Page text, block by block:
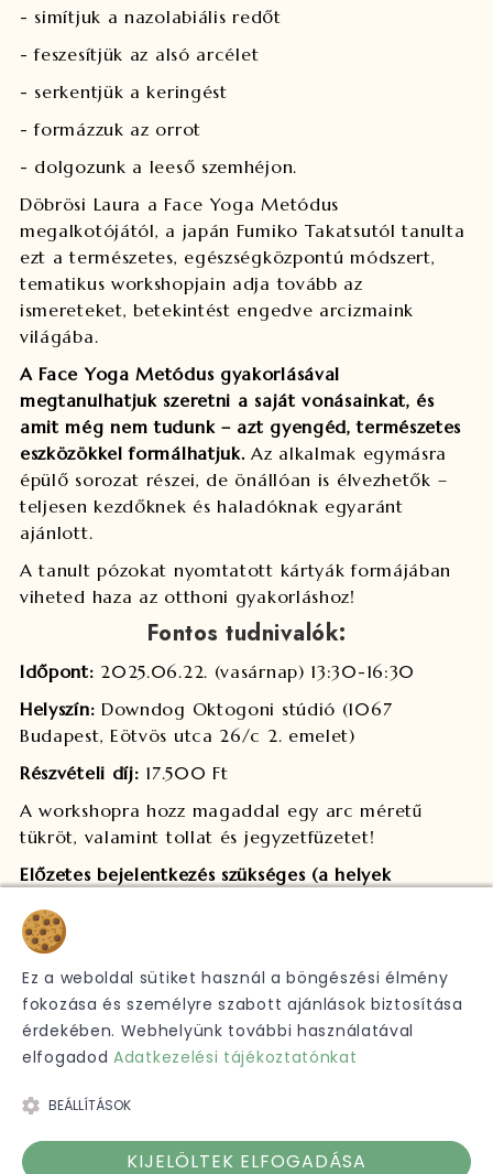
- simítjuk a nazolabiális redőt
- feszesítjük az alsó arcélet
- serkentjük a keringést
- formázzuk az orrot
- dolgozunk a leeső szemhéjon.
Döbrösi Laura a Face Yoga Metódus
megalkotójától, a japán Fumiko Takatsutól tanulta
ezt a természetes, egészségközpontú módszert,
tematikus workshopjain adja tovább az
ismereteket, betekintést engedve arcizmaink
világába.
A Face Yoga Metódus gyakorlásával
megtanulhatjuk szeretni a saját vonásainkat, és
amit még nem tudunk – azt gyengéd, természetes
eszközökkel formálhatjuk. Az alkalmak egymásra
épülő sorozat részei, de önállóan is élvezhetők –
teljesen kezdőknek és haladóknak egyaránt
ajánlott.
A tanult pózokat nyomtatott kártyák formájában
viheted haza az otthoni gyakorláshoz!
Fontos tudnivalók:
Időpont: 2025.06.22. (vasárnap) 13:30-16:30
Helyszín: Downdog Oktogoni stúdió (1067
Budapest, Eötvös utca 26/c 2. emelet)
Részvételi díj: 17.500 Ft
A workshopra hozz magaddal egy arc méretű
tükröt, valamint tollat és jegyzetfüzetet!
Előzetes bejelentkezés szükséges (a helyek
Bejelentkezés
Sok szeretettel várunk!
Laura és a Downdog csapata
Copyright 2016 DownDog Jógastúdió- Minden jog fenntartva
Adatkezelési tájékoztató
ÁSZF Kapcsolat
Ez a weboldal sütiket használ a böngészési élmény
fokozása és személyre szabott ajánlások biztosítása
érdekében. Webhelyünk további használatával
elfogadod Adatkezelési tájékoztatónkat
BEÁLLÍTÁSOK
KIJELÖLTEK ELFOGADÁSA